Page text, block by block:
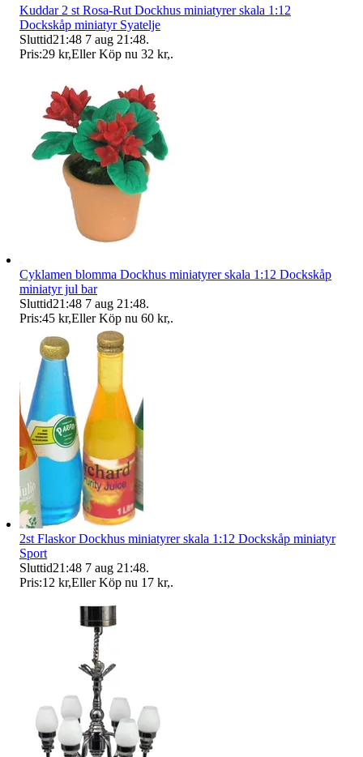
Kuddar 2 st Rosa-Rut Dockhus miniatyrer skala 1:12
Dockskåp miniatyr Syatelje
Sluttid21:48 7 aug 21:48.
Pris:29 kr,Eller Köp nu 32 kr,.
Cyklamen blomma Dockhus miniatyrer skala 1:12 Dockskåp
miniatyr jul bar
Sluttid21:48 7 aug 21:48.
Pris:45 kr,Eller Köp nu 60 kr,.
2st Flaskor Dockhus miniatyrer skala 1:12 Dockskåp miniatyr
Sport
Sluttid21:48 7 aug 21:48.
Pris:12 kr,Eller Köp nu 17 kr,.